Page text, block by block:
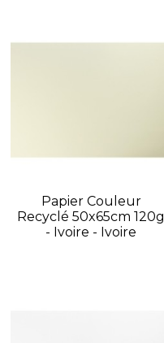
Papier Couleur
Recyclé 50x65cm 120g
- Ivoire - Ivoire